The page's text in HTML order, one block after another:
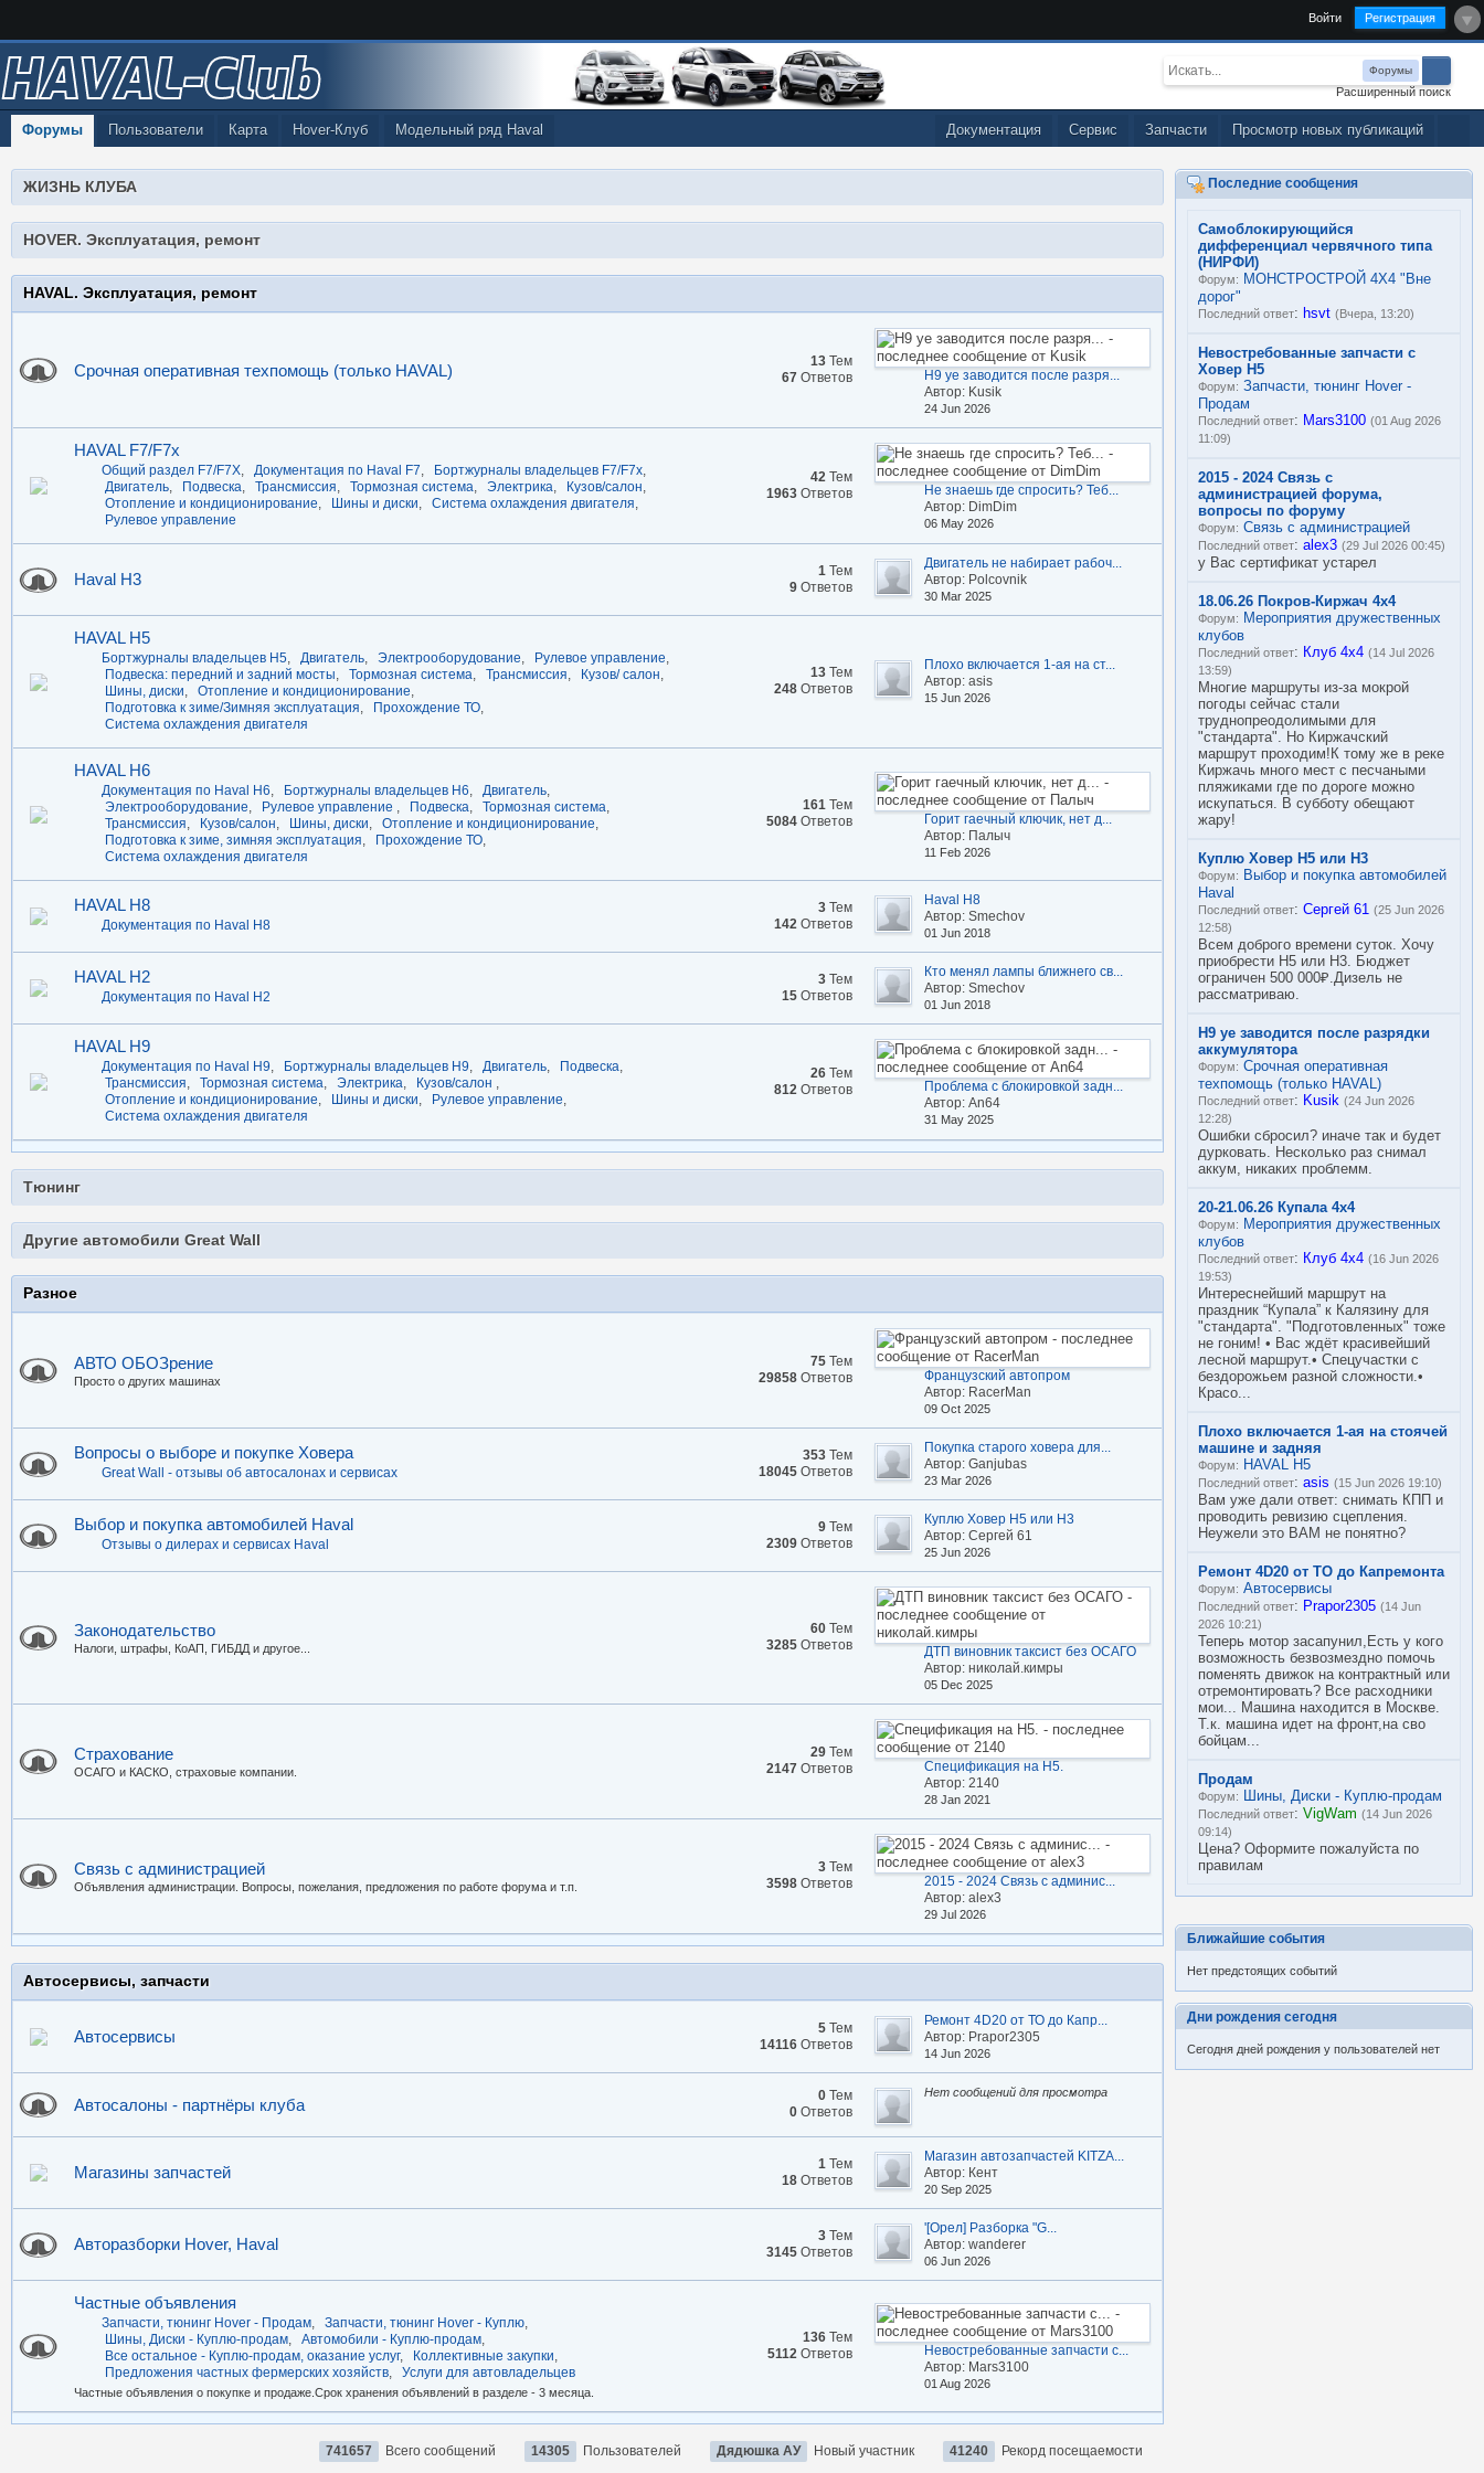
Войти Регистрация
HAVAL-Club Форумы
Расширенный поиск
Просмотр новых публикаций
Карта Hover-Клуб Модельный ряд Haval Запчасти
Сервис
Документация
Форумы Пользователи
Последние сообщения
Самоблокирующийся
дифференциал червячного типа
(НИРФИ)
Форум: МОНСТРОСТРОЙ 4Х4 "Вне
дорог"
Последний ответ: hsvt (Вчера, 13:20)
Невостребованные запчасти с
Ховер Н5
Форум: Запчасти, тюнинг Hover -
Продам
Последний ответ: Mars3100 (01 Aug 2026
11:09)
2015 - 2024 Связь с
администрацией форума,
вопросы по форуму
Форум: Связь с администрацией
Последний ответ: alex3 (29 Jul 2026 00:45)
у Вас сертификат устарел
18.06.26 Покров-Киржач 4х4
Форум: Мероприятия дружественных
клубов
Последний ответ: Клуб 4х4 (14 Jul 2026
13:59)
Многие маршруты из-за мокрой
погоды сейчас стали
труднопреодолимыми для
"стандарта". Но Киржачский
маршрут проходим!К тому же в реке
Киржачь много мест с песчаными
пляжиками где по дороге можно
искупаться. В субботу обещают
жару!
Куплю Ховер Н5 или Н3
Форум: Выбор и покупка автомобилей
Haval
Последний ответ: Сергей 61 (25 Jun 2026
12:58)
Всем доброго времени суток. Хочу
приобрести Н5 или Н3. Бюджет
ограничен 500 000₽.Дизель не
рассматриваю.
Н9 yе заводится после разрядки
аккумулятора
Форум: Срочная оперативная
техпомощь (только HAVAL)
Последний ответ: Kusik (24 Jun 2026
12:28)
Ошибки сбросил? иначе так и будет
дурковать. Несколько раз снимал
аккум, никаких проблемм.
20-21.06.26 Купала 4х4
Форум: Мероприятия дружественных
клубов
Последний ответ: Клуб 4х4 (16 Jun 2026
19:53)
Интереснейший маршрут на
праздник “Купала” к Калязину для
"стандарта". "Подготовленных" тоже
не гоним! • Вас ждёт красивейший
лесной маршрут.• Спецучастки с
бездорожьем разной сложности.•
Красо...
Плохо включается 1-ая на стоячей
машине и задняя
Форум: HAVAL H5
Последний ответ: asis (15 Jun 2026 19:10)
Вам уже дали ответ: снимать КПП и
проводить ревизию сцепления.
Неужели это ВАМ не понятно?
Ремонт 4D20 от ТО до Капремонта
Форум: Автосервисы
Последний ответ: Prapor2305 (14 Jun
2026 10:21)
Теперь мотор засапунил,Есть у кого
возможность безвозмездно помочь
поменять движок на контрактный или
отремонтировать? Все расходники
мои... Машина находится в Москве.
Т.к. машина идет на фронт,на сво
бойцам...
Продам
Форум: Шины, Диски - Куплю-продам
Последний ответ: VigWam (14 Jun 2026
09:14)
Цена? Оформите пожалуйста по
правилам
Ближайшие события
Нет предстоящих событий
Дни рождения сегодня
Сегодня дней рождения у пользователей нет
ЖИЗНЬ КЛУБА
HOVER. Эксплуатация, ремонт
HAVAL. Эксплуатация, ремонт
Срочная оперативная техпомощь (только HAVAL) 13 Тем
67 Ответов
Н9 yе заводится после разря...
Автор: Kusik
24 Jun 2026
HAVAL F7/F7x
Общий раздел F7/F7X, Документация по Haval F7, Бортжурналы владельцев F7/F7x,
Двигатель, Подвеска, Трансмиссия, Тормозная система, Электрика, Кузов/салон,
Отопление и кондиционирование, Шины и диски, Система охлаждения двигателя,
Рулевое управление
42 Тем
1963 Ответов
Не знаешь где спросить? Теб...
Автор: DimDim
06 May 2026
Haval H3 1 Тем
9 Ответов
Двигатель не набирает рабоч...
Автор: Polcovnik
30 Mar 2025
HAVAL H5
Бортжурналы владельцев Н5, Двигатель, Электрооборудование, Рулевое управление,
Подвеска: передний и задний мосты, Тормозная система, Трансмиссия, Кузов/ салон,
Шины, диски, Отопление и кондиционирование,
Подготовка к зиме/Зимняя эксплуатация, Прохождение ТО,
Система охлаждения двигателя
13 Тем
248 Ответов
Плохо включается 1-ая на ст...
Автор: asis
15 Jun 2026
HAVAL H6
Документация по Haval H6, Бортжурналы владельцев Н6, Двигатель,
Электрооборудование, Рулевое управление , Подвеска, Тормозная система,
Трансмиссия, Кузов/салон, Шины, диски, Отопление и кондиционирование,
Подготовка к зиме, зимняя эксплуатация, Прохождение ТО,
Система охлаждения двигателя
161 Тем
5084 Ответов
Горит гаечный ключик, нет д...
Автор: Палыч
11 Feb 2026
HAVAL H8
Документация по Haval H8
3 Тем
142 Ответов
Haval H8
Автор: Smechov
01 Jun 2018
HAVAL H2
Документация по Haval H2
3 Тем
15 Ответов
Кто менял лампы ближнего св...
Автор: Smechov
01 Jun 2018
HAVAL H9
Документация по Haval H9, Бортжурналы владельцев H9, Двигатель, Подвеска,
Трансмиссия, Тормозная система, Электрика, Кузов/салон ,
Отопление и кондиционирование, Шины и диски, Рулевое управление,
Система охлаждения двигателя
26 Тем
812 Ответов
Проблема с блокировкой задн...
Автор: An64
31 May 2025
Тюнинг
Другие автомобили Great Wall
Разное
АВТО ОБОЗрение
Просто о других машинах
75 Тем
29858 Ответов
Французский автопром
Автор: RacerMan
09 Oct 2025
Вопросы о выборе и покупке Ховера
Great Wall - отзывы об автосалонах и сервисах
353 Тем
18045 Ответов
Покупка старого ховера для...
Автор: Ganjubas
23 Mar 2026
Выбор и покупка автомобилей Haval
Отзывы о дилерах и сервисах Haval
9 Тем
2309 Ответов
Куплю Ховер Н5 или Н3
Автор: Сергей 61
25 Jun 2026
Законодательство
Налоги, штрафы, КоАП, ГИБДД и другое...
60 Тем
3285 Ответов
ДТП виновник таксист без ОСАГО
Автор: николай.кимры
05 Dec 2025
Страхование
ОСАГО и КАСКО, страховые компании.
29 Тем
2147 Ответов
Спецификация на Н5.
Автор: 2140
28 Jan 2021
Связь с администрацией
Объявления администрации. Вопросы, пожелания, предложения по работе форума и т.п.
3 Тем
3598 Ответов
2015 - 2024 Связь с админис...
Автор: alex3
29 Jul 2026
Автосервисы, запчасти
Автосервисы 5 Тем
14116 Ответов
Ремонт 4D20 от ТО до Капр...
Автор: Prapor2305
14 Jun 2026
Автосалоны - партнёры клуба 0 Тем
0 Ответов
Нет сообщений для просмотра
Магазины запчастей 1 Тем
18 Ответов
Магазин автозапчастей KITZA...
Автор: Кент
20 Sep 2025
Авторазборки Hover, Haval 3 Тем
3145 Ответов
'[Орел] Разборка "G...
Автор: wanderer
06 Jun 2026
Частные объявления
Запчасти, тюнинг Hover - Продам, Запчасти, тюнинг Hover - Куплю,
Шины, Диски - Куплю-продам, Автомобили - Куплю-продам,
Все остальное - Куплю-продам, оказание услуг, Коллективные закупки,
Предложения частных фермерских хозяйств, Услуги для автовладельцев
Частные объявления о покупке и продаже.Срок хранения объявлений в разделе - 3 месяца.
136 Тем
5112 Ответов
Невостребованные запчасти с...
Автор: Mars3100
01 Aug 2026
741657 Всего сообщений 14305 Пользователей Дядюшка АУ Новый участник 41240 Рекорд посещаемости